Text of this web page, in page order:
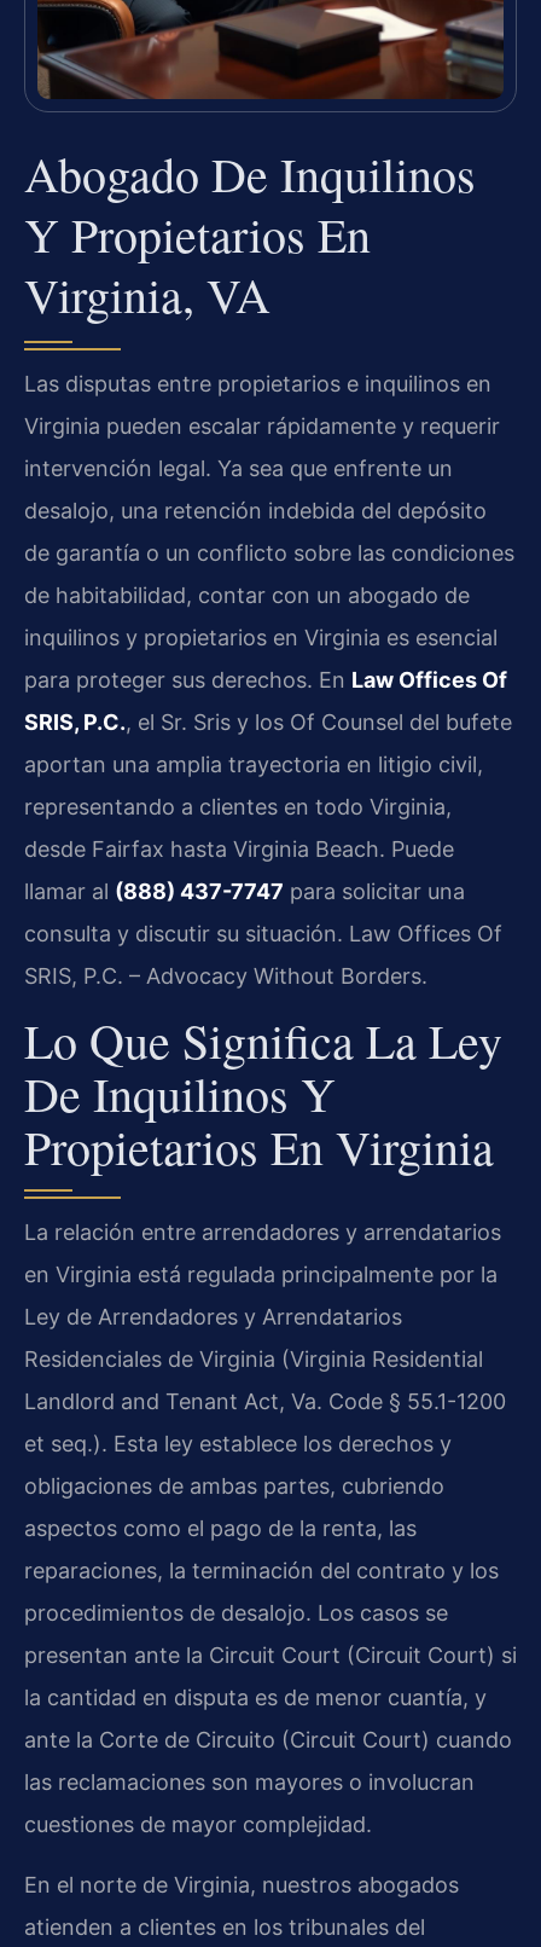
Abogado De Inquilinos
Y Propietarios En
Virginia, VA
Las disputas entre propietarios e inquilinos en
Virginia pueden escalar rápidamente y requerir
intervención legal. Ya sea que enfrente un
desalojo, una retención indebida del depósito
de garantía o un conflicto sobre las condiciones
de habitabilidad, contar con un abogado de
inquilinos y propietarios en Virginia es esencial
para proteger sus derechos. En Law Offices Of
SRIS, P.C., el Sr. Sris y los Of Counsel del bufete
aportan una amplia trayectoria en litigio civil,
representando a clientes en todo Virginia,
desde Fairfax hasta Virginia Beach. Puede
llamar al (888) 437-7747 para solicitar una
consulta y discutir su situación. Law Offices Of
SRIS, P.C. – Advocacy Without Borders.
Lo Que Significa La Ley
De Inquilinos Y
Propietarios En Virginia
La relación entre arrendadores y arrendatarios
en Virginia está regulada principalmente por la
Ley de Arrendadores y Arrendatarios
Residenciales de Virginia (Virginia Residential
Landlord and Tenant Act, Va. Code § 55.1-1200
et seq.). Esta ley establece los derechos y
obligaciones de ambas partes, cubriendo
aspectos como el pago de la renta, las
reparaciones, la terminación del contrato y los
procedimientos de desalojo. Los casos se
presentan ante la Circuit Court (Circuit Court) si
la cantidad en disputa es de menor cuantía, y
ante la Corte de Circuito (Circuit Court) cuando
las reclamaciones son mayores o involucran
cuestiones de mayor complejidad.
En el norte de Virginia, nuestros abogados
atienden a clientes en los tribunales del